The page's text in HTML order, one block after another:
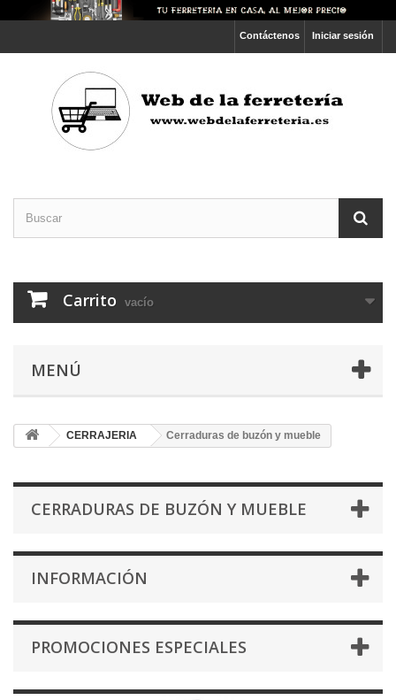
Iniciar sesión
Contáctenos
Carrito vacío
MENÚ
CERRAJERIA Cerraduras de buzón y mueble
CERRADURAS DE BUZÓN Y MUEBLE
INFORMACIÓN
PROMOCIONES ESPECIALES